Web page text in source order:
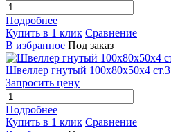
Подробнее
Купить в 1 клик Сравнение
В избранное Под заказ
Швеллер гнутый 100х80х50х4 ст.3
Запросить цену
Подробнее
Купить в 1 клик Сравнение